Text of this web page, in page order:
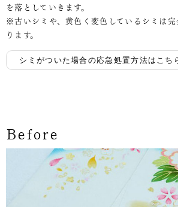
を落としていきます。
※古いシミや、黄色く変色しているシミは
ります。
シミがついた場合の応急処置方法はこ
Before